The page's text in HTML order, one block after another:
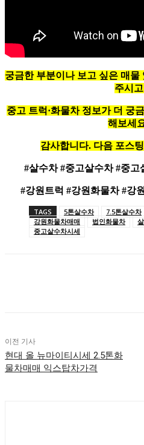
궁금한 부분이나 보고 싶은 매물
주시
중고 트럭·화물차 정보가 더 궁
해보세
감사합니다. 다음 포스
#살수차 #중고살수차 #중고
#강원트럭 #강원화물차 #강
TAGS 5톤살수차 7.5톤살수차
강원화물차매매
법인화물차
중고살수차시세
이전 기사
현대 올 뉴마이티시세 2.5톤화
물차매매 익스탑차가격